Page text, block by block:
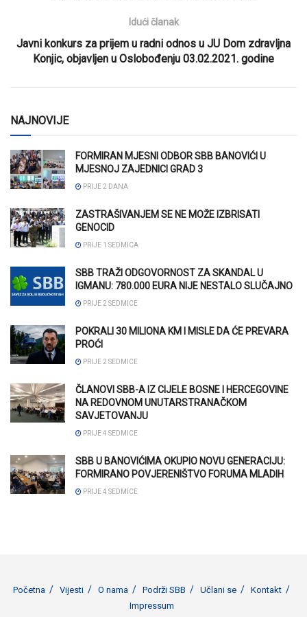
Idući članak
Javni konkurs za prijem u radni odnos u JU Dom zdravljna
Konjic, objavljen u Oslobođenju 03.02.2021. godine
NAJNOVIJE
FORMIRAN MJESNI ODBOR SBB BANOVIĆI U
MJESNOJ ZAJEDNICI GRAD 3
PRIJE 2 DANA
ZASTRAŠIVANJEM SE NE MOŽE IZBRISATI
GENOCID
PRIJE 1 SEDMICA
SBB TRAŽI ODGOVORNOST ZA SKANDAL U
IGMANU: 780.000 EURA NIJE NESTALO SLUČAJNO
PRIJE 2 SEDMICE
POKRALI 30 MILIONA KM I MISLE DA ĆE PREVARA
PROĆI
PRIJE 2 SEDMICE
ČLANOVI SBB-A IZ CIJELE BOSNE I HERCEGOVINE
NA REDOVNOM UNUTARSTRANAČKOM
SAVJETOVANJU
PRIJE 4 SEDMICE
SBB U BANOVIĆIMA OKUPIO NOVU GENERACIJU:
FORMIRANO POVJERENIŠTVO FORUMA MLADIH
PRIJE 4 SEDMICE
Početna Vijesti O nama Podrži SBB Učlani se
Kontakt
Impressum